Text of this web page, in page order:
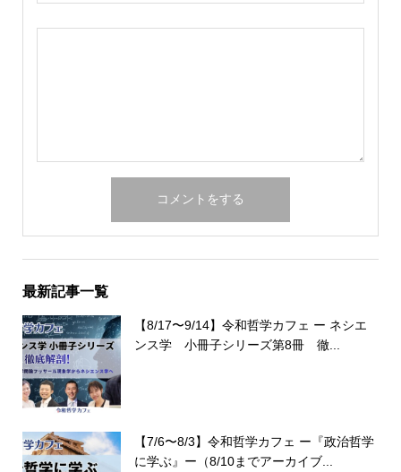
最新記事一覧
【8/17〜9/14】令和哲学カフェ ー ネシエ
ンス学 小冊子シリーズ第8冊 徹...
【7/6〜8/3】令和哲学カフェ ー『政治哲学
に学ぶ』ー（8/10までアーカイブ...